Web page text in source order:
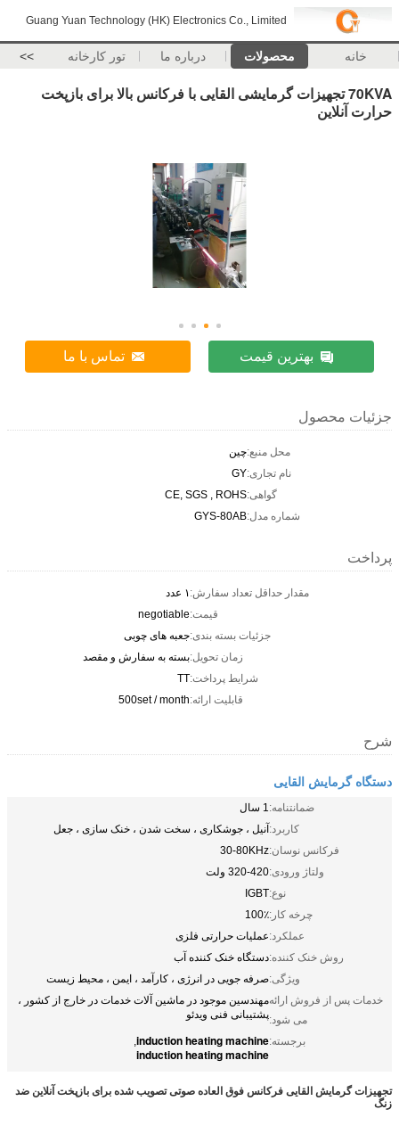
Guang Yuan Technology (HK) Electronics Co., Limited
خانه محصولات درباره ما تور کارخانه >>
70KVA تجهیزات گرمایشی القایی با فرکانس بالا برای بازپخت
حرارت آنلاین
بهترین قیمت تماس با ما
جزئیات محصول
محل منبع:چین
نام تجاری:GY
گواهی:CE, SGS , ROHS
شماره مدل:GYS-80AB
پرداخت
مقدار حداقل تعداد سفارش:۱ عدد
قیمت:negotiable
جزئیات بسته بندی:جعبه های چوبی
زمان تحویل:بسته به سفارش و مقصد
شرایط پرداخت:TT
قابلیت ارائه:500set / month
شرح
دستگاه گرمایش القایی
ضمانتنامه:1 سال
کاربرد:آنیل ، جوشکاری ، سخت شدن ، خنک سازی ، جعل
فرکانس نوسان:30-80KHz
ولتاژ ورودی:320-420 ولت
نوع:IGBT
چرخه کار:100٪
عملکرد:عملیات حرارتی فلزی
روش خنک کننده:دستگاه خنک کننده آب
ویژگی:صرفه جویی در انرژی ، کارآمد ، ایمن ، محیط زیست
خدمات پس از فروش ارائه
می شود:
مهندسین موجود در ماشین آلات خدمات در خارج از کشور ،
پشتیبانی فنی ویدئو
برجسته:induction heating machine
,
induction heating machine
تجهیزات گرمایش القایی فرکانس فوق العاده صوتی تصویب شده برای بازپخت آنلاین ضد
زنگ